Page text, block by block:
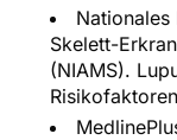
Skelett-
(NIAMS).